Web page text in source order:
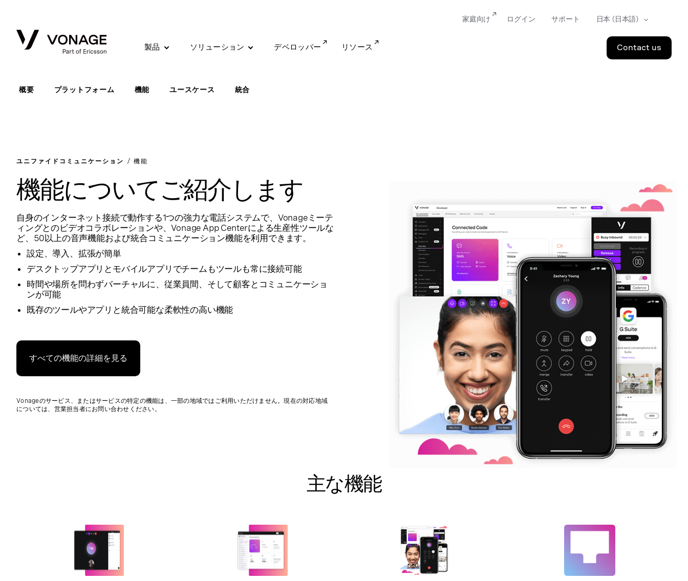
製品 ソリューション デベロッパー リソース Contact us
家庭向け ログイン サポート
概要 プラットフォーム 機能 ユースケース 統合
ユニファイドコミュニケーション 機能
機能についてご紹介します
自身のインターネット接続で動作する1つの強力な電話システムで、Vonageミーテ
ィングとのビデオコラボレーションや、Vonage App Centerによる生産性ツールな
ど、50以上の音声機能および統合コミュニケーション機能を利用できます。
設定、導入、拡張が簡単
デスクトップアプリとモバイルアプリでチームもツールも常に接続可能
時間や場所を問わずバーチャルに、従業員間、そして顧客とコミュニケーショ
ンが可能
既存のツールやアプリと統合可能な柔軟性の高い機能
すべての機能の詳細を見る
Vonageのサービス、またはサービスの特定の機能は、一部の地域ではご利用いただけません。現在の対応地域
については、営業担当者にお問い合わせください。
主な機能